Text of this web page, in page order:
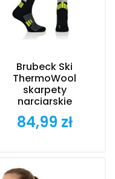
Brubeck Ski
ThermoWool
skarpety
narciarskie
Cena
84,99 zł